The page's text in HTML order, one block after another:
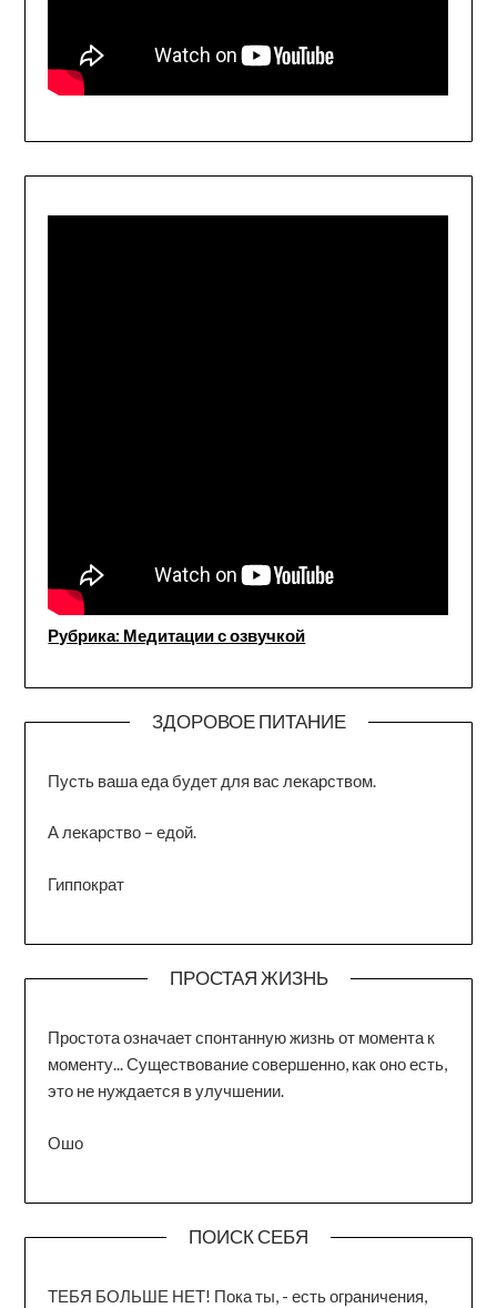
Рубрика: Медитации с озвучкой
ЗДОРОВОЕ ПИТАНИЕ
Пусть ваша еда будет для вас лекарством.
А лекарство – едой.
Гиппократ
ПРОСТАЯ ЖИЗНЬ
Простота означает спонтанную жизнь от момента к
моменту... Существование совершенно, как оно есть,
это не нуждается в улучшении.
Ошо
ПОИСК СЕБЯ
ТЕБЯ БОЛЬШЕ НЕТ! Пока ты, - есть ограничения,